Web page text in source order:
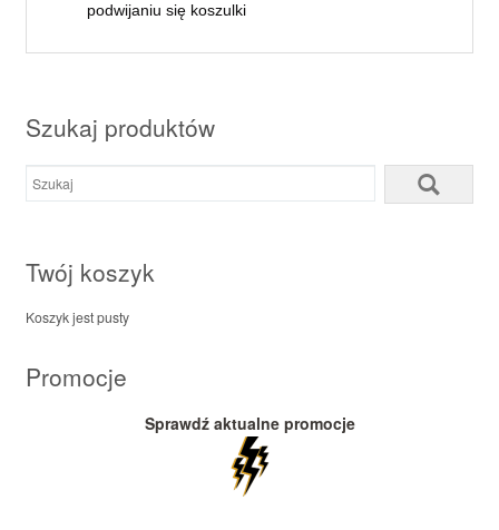
podwijaniu się koszulki
Szukaj produktów
Twój koszyk
Koszyk jest pusty
Promocje
Sprawdź aktualne promocje